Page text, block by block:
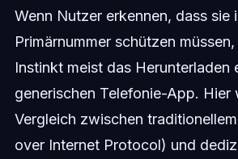
Wenn Nutzer erkennen, dass sie
Primärnummer schützen
Instinkt meist das Herunterladen
generischen Telefonie-App. Hier
Vergleich zwischen
over Internet Protocol) und